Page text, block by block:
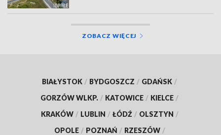
ZOBACZ WIĘCEJ
BIAŁYSTOK / BYDGOSZCZ / GDAŃSK /
GORZÓW WLKP. / KATOWICE / KIELCE /
KRAKÓW / LUBLIN / ŁÓDŹ / OLSZTYN /
OPOLE / POZNAŃ / RZESZÓW /